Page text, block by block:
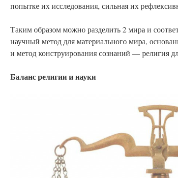
попытке их исследования, сильная их
Таким образом можно разделить 2 мира и
научный метод для материального мира,
и метод конструирования сознаний — религия
Баланс религии и науки